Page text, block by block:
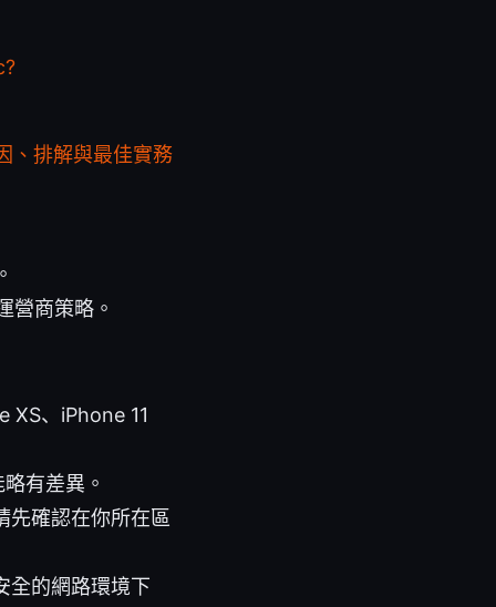
、排解與最佳實務
營商策略。
XS、iPhone 11
有差異。
先確認在你所在區
全的網路環境下